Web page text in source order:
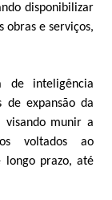
disponibilizar
obras e serviços,
de inteligência
expansão da
visando munir a
voltados ao
longo prazo, até